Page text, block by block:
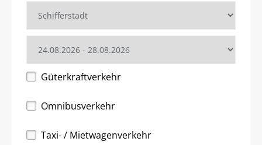
Güterkraftverkehr
Omnibusverkehr
Taxi- / Mietwagenverkehr